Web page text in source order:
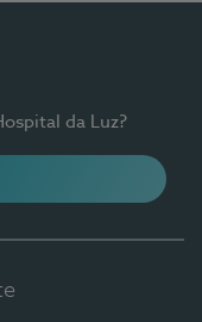
da Luz?